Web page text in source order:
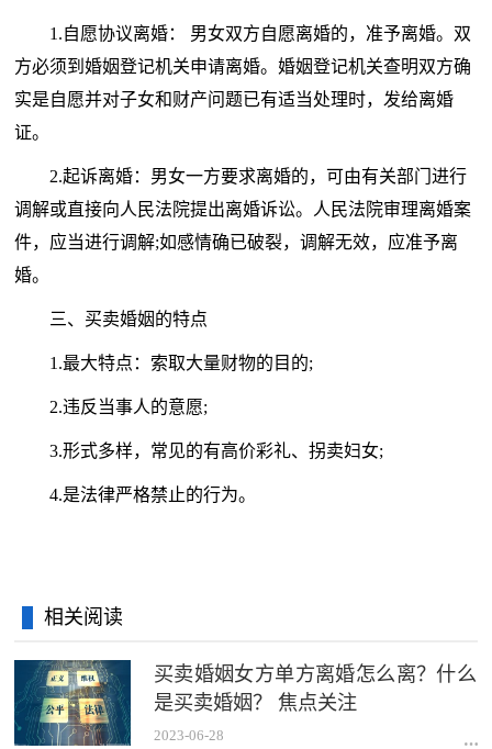
1.自愿协议离婚： 男女双方自愿离婚的，准予离婚。双
方必须到婚姻登记机关申请离婚。婚姻登记机关查明双方确
实是自愿并对子女和财产问题已有适当处理时，发给离婚
证。
2.起诉离婚：男女一方要求离婚的，可由有关部门进行
调解或直接向人民法院提出离婚诉讼。人民法院审理离婚案
件，应当进行调解;如感情确已破裂，调解无效，应准予离
婚。
三、买卖婚姻的特点
1.最大特点：索取大量财物的目的;
2.违反当事人的意愿;
3.形式多样，常见的有高价彩礼、拐卖妇女;
4.是法律严格禁止的行为。
相关阅读
买卖婚姻女方单方离婚怎么离？什么
是买卖婚姻？ 焦点关注
2023-06-28